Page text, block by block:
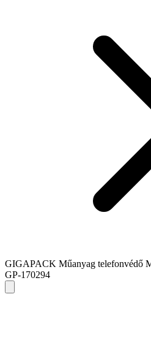
GIGAPACK Műanyag telefonvédő
GP-170294